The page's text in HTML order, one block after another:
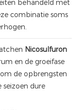
behandeld met
combinatie soms
Nicosulfuron
en de groeifase
de opbrengsten
dure